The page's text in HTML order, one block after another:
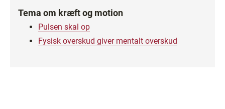
Tema om kræft og motion
Pulsen skal op
Fysisk overskud giver mentalt overskud